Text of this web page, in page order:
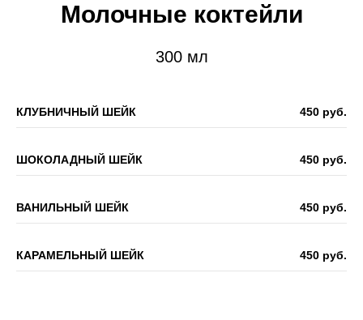
Молочные коктейли
300 мл
КЛУБНИЧНЫЙ ШЕЙК 450 руб.
ШОКОЛАДНЫЙ ШЕЙК 450 руб.
ВАНИЛЬНЫЙ ШЕЙК 450 руб.
КАРАМЕЛЬНЫЙ ШЕЙК 450 руб.